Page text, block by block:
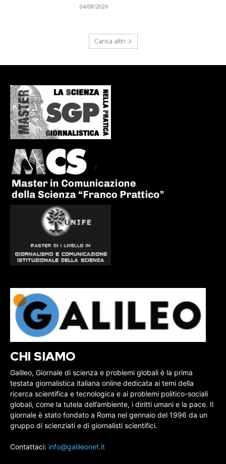
04/08/2026
Carica altri
CHI SIAMO
Galileo, Giornale di scienza e problemi globali è la prima
testata giornalistica italiana online dedicata ai temi della
ricerca scientifica e tecnologica e ai problemi politico-sociali
globali, come la tutela dell’ambiente, i diritti umani e la pace. Il
giornale è stato fondato a Roma nel gennaio del 1996 da un
gruppo di scienziati e di giornalisti scientifici.
Contattaci: info@galileonet.it